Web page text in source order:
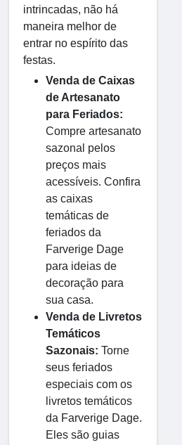
intrincadas, não há
maneira melhor de
entrar no espírito das
festas.
Venda de Caixas
de Artesanato
para Feriados:
Compre artesanato
sazonal pelos
preços mais
acessíveis. Confira
as caixas
temáticas de
feriados da
Farverige Dage
para ideias de
decoração para
sua casa.
Venda de Livretos
Temáticos
Sazonais: Torne
seus feriados
especiais com os
livretos temáticos
da Farverige Dage.
Eles são guias